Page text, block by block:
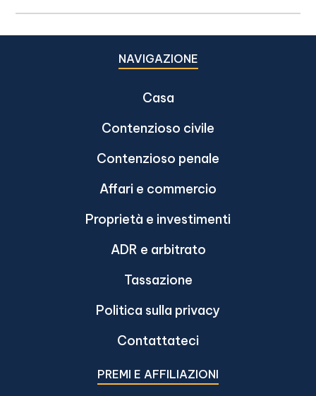
NAVIGAZIONE
Casa
Contenzioso civile
Contenzioso penale
Affari e commercio
Proprietà e investimenti
ADR e arbitrato
Tassazione
Politica sulla privacy
Contattateci
PREMI E AFFILIAZIONI